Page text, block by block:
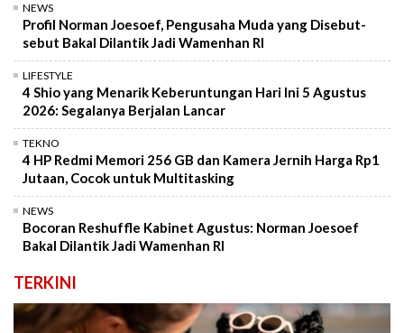
NEWS
Profil Norman Joesoef, Pengusaha Muda yang Disebut-
sebut Bakal Dilantik Jadi Wamenhan RI
LIFESTYLE
4 Shio yang Menarik Keberuntungan Hari Ini 5 Agustus
2026: Segalanya Berjalan Lancar
TEKNO
4 HP Redmi Memori 256 GB dan Kamera Jernih Harga Rp1
Jutaan, Cocok untuk Multitasking
NEWS
Bocoran Reshuffle Kabinet Agustus: Norman Joesoef
Bakal Dilantik Jadi Wamenhan RI
TERKINI